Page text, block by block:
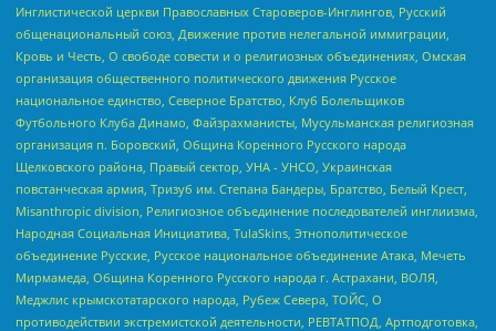
Инглистической церкви Православных Староверов-Инглингов, Русский
общенациональный союз, Движение против нелегальной иммиграции,
Кровь и Честь, О свободе совести и о религиозных объединениях, Омская
организация общественного политического движения Русское
национальное единство, Северное Братство, Клуб Болельщиков
Футбольного Клуба Динамо, Файзрахманисты, Мусульманская религиозная
организация п. Боровский, Община Коренного Русского народа
Щелковского района, Правый сектор, УНА - УНСО, Украинская
повстанческая армия, Тризуб им. Степана Бандеры, Братство, Белый Крест,
Misanthropic division, Религиозное объединение последователей инглиизма,
Народная Социальная Инициатива, TulaSkins, Этнополитическое
объединение Русские, Русское национальное объединение Атака, Мечеть
Мирмамеда, Община Коренного Русского народа г. Астрахани, ВОЛЯ,
Меджлис крымскотатарского народа, Рубеж Севера, ТОЙС, О
противодействии экстремистской деятельности, РЕВТАТПОД, Артподготовка,